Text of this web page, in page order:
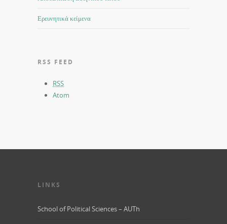
Ερευνητικά κείμενα
RSS FEED
RSS
Atom
LINKS
School of Political Sciences – AUTh